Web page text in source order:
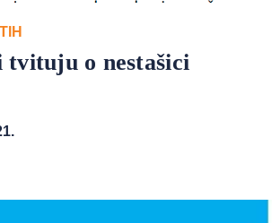
tvituju o nestašici